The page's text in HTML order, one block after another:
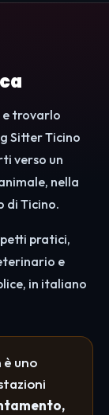
e trovarlo
Sitter Ticino
verso un
nella
di Ticino.
pratici,
e
in italiano
uno